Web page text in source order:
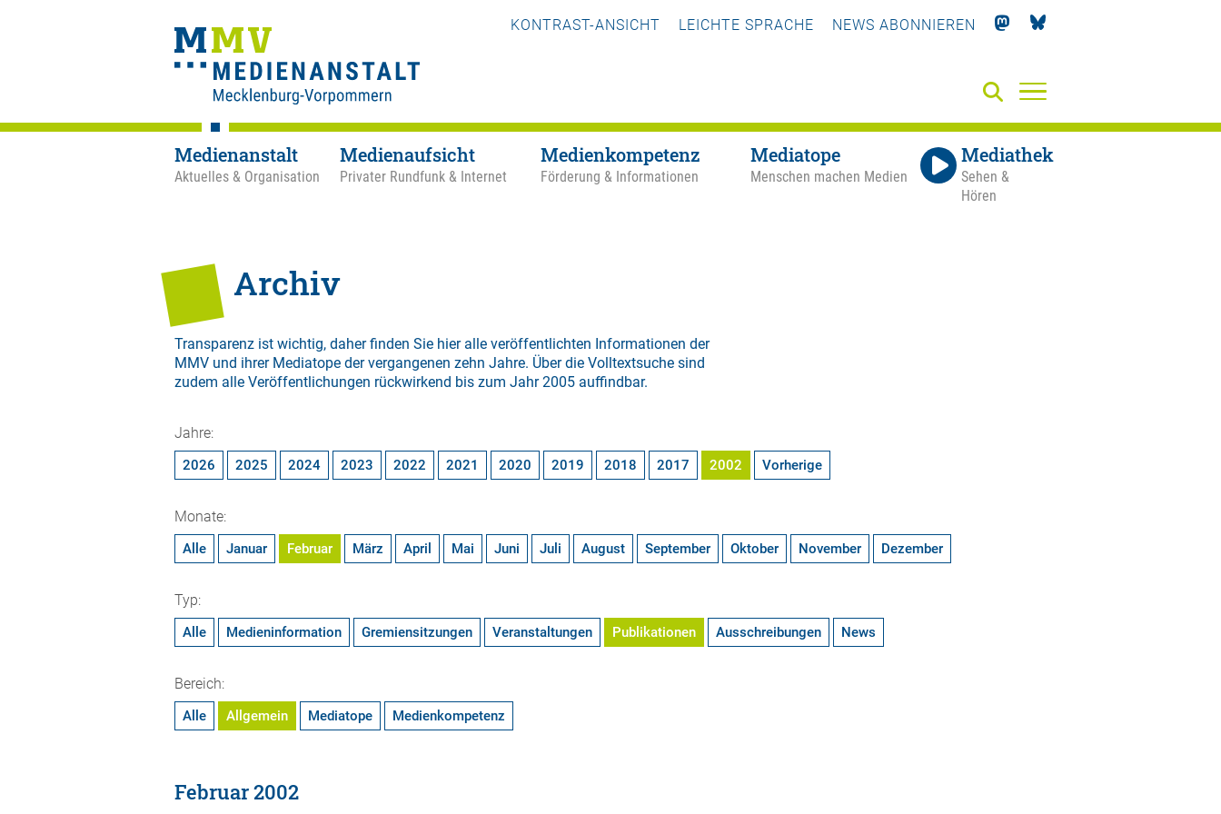
KONTRAST-ANSICHT LEICHTE SPRACHE NEWS ABONNIEREN
Medienanstalt
Aktuelles & Organisation
Medienaufsicht
Privater Rundfunk & Internet
Medienkompetenz
Förderung & Informationen
Mediatope
Menschen machen Medien
Mediathek
Sehen &
Hören
Archiv
Transparenz ist wichtig, daher finden Sie hier alle veröffentlichten Informationen der
MMV und ihrer Mediatope der vergangenen zehn Jahre. Über die Volltextsuche sind
zudem alle Veröffentlichungen rückwirkend bis zum Jahr 2005 auffindbar.
Jahre:
2026 2025 2024 2023 2022 2021 2020 2019 2018 2017 2002 Vorherige
Monate:
Alle Januar Februar März April Mai Juni Juli August September Oktober November Dezember
Typ:
Alle Medieninformation Gremiensitzungen Veranstaltungen Publikationen Ausschreibungen News
Bereich:
Alle Allgemein Mediatope Medienkompetenz
Februar 2002